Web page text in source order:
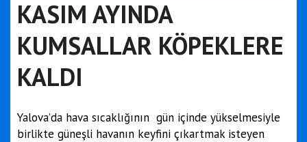
KASIM AYINDA
KUMSALLAR KÖPEKLERE
KALDI
Yalova’da hava sıcaklığının gün içinde yükselmesiyle
birlikte güneşli havanın keyfini çıkartmak isteyen